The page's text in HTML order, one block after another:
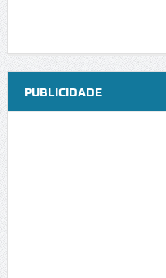
PUBLICIDADE